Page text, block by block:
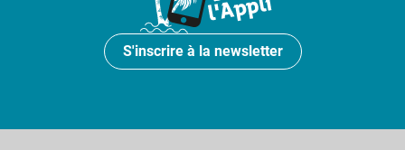
S'inscrire à la newsletter